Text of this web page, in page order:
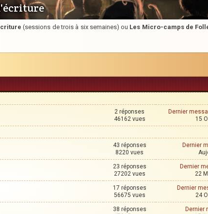
(sessions de trois à six semaines) ou Les Micro-camps de
2 réponses
46162 vues
Dernier
15
43 réponses
8220 vues
Dernier
23 réponses
27202 vues
Dernier
22
17 réponses
56675 vues
Dernier
24
38 réponses
Dernier